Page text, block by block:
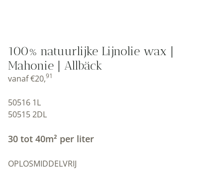
100% natuurlijke Lijnolie wax |
Mahonie | Allbäck
vanaf€20,91
50516 1L
50515 2DL
30 tot 40m² per liter
OPLOSMIDDELVRIJ